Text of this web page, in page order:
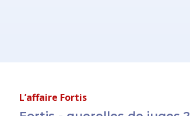
L’affaire Fortis